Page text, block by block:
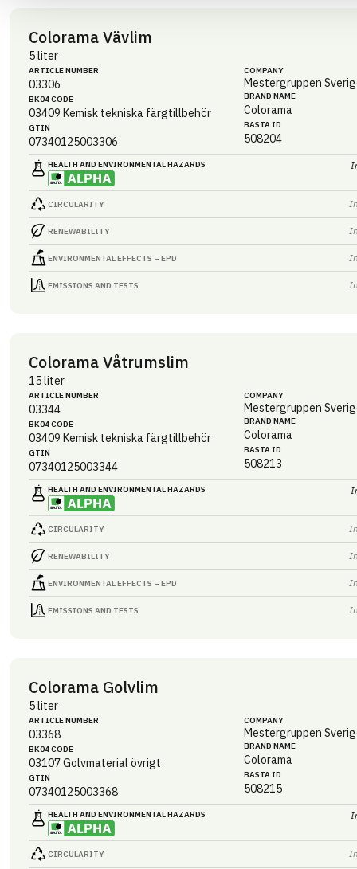
Colorama Vävlim
5 liter
ARTICLE NUMBER
03306
BK04 CODE
03409 Kemisk tekniska färgtillbehör
GTIN
07340125003306
COMPANY
Mestergruppen
BRAND NAME
Colorama
BASTA ID
508204
HEALTH AND ENVIRONMENTAL HAZARDS
CIRCULARITY
RENEWABILITY
ENVIRONMENTAL EFFECTS – EPD
EMISSIONS AND TESTS
Colorama Våtrumslim
15 liter
ARTICLE NUMBER
03344
BK04 CODE
03409 Kemisk tekniska färgtillbehör
GTIN
07340125003344
COMPANY
Mestergruppen
BRAND NAME
Colorama
BASTA ID
508213
HEALTH AND ENVIRONMENTAL HAZARDS
CIRCULARITY
RENEWABILITY
ENVIRONMENTAL EFFECTS – EPD
EMISSIONS AND TESTS
Colorama Golvlim
5 liter
ARTICLE NUMBER
03368
BK04 CODE
03107Golvmaterial övrigt
GTIN
07340125003368
COMPANY
Mestergruppen
BRAND NAME
Colorama
BASTA ID
508215
HEALTH AND ENVIRONMENTAL HAZARDS
CIRCULARITY